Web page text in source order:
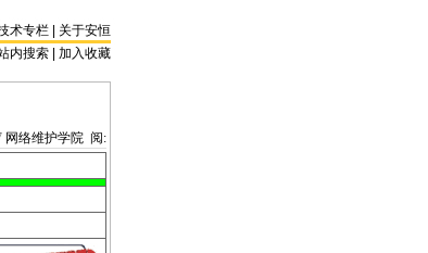
术专栏
关于安恒
内搜索 加入收藏
网络维护学院 阅: